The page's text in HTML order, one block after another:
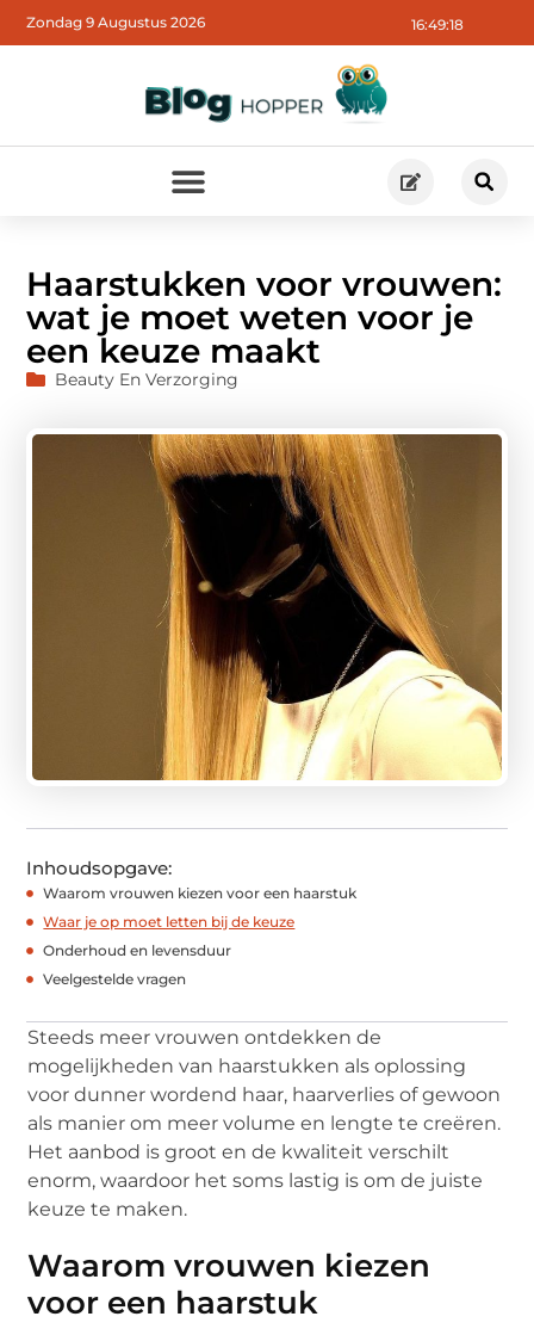
16:49:19
Zondag 9 Augustus 2026
Haarstukken voor vrouwen:
wat je moet weten voor je
een keuze maakt
Beauty En Verzorging
Inhoudsopgave:
Waarom vrouwen kiezen voor een haarstuk
Waar je op moet letten bij de keuze
Onderhoud en levensduur
Veelgestelde vragen
Steeds meer vrouwen ontdekken de
mogelijkheden van haarstukken als oplossing
voor dunner wordend haar, haarverlies of gewoon
als manier om meer volume en lengte te creëren.
Het aanbod is groot en de kwaliteit verschilt
enorm, waardoor het soms lastig is om de juiste
keuze te maken.
Waarom vrouwen kiezen
voor een haarstuk